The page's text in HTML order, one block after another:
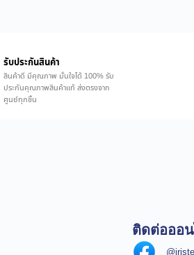
รับประกันสินค้า
สินค้าดี มีคุณภาพ มั่นใจได้ 100% รับ
ประกันคุณภาพสินค้าแท้ ส่งตรงจาก
ศูนย์ทุกชิ้น
ติดต่อออ